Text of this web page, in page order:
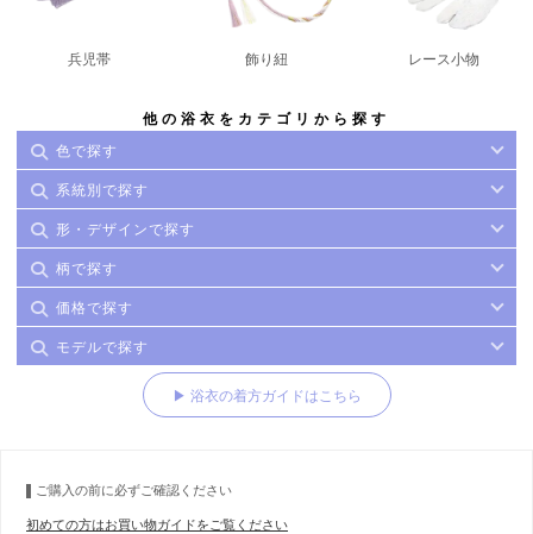
兵児帯 飾り紐 レース小物
他の浴衣をカテゴリから探す
色で探す
系統別で探す
形・デザインで探す
柄で探す
価格で探す
モデルで探す
▶ 浴衣の着方ガイドはこちら
ご購入の前に必ずご確認ください
初めての方はお買い物ガイドをご覧ください